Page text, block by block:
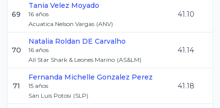
69
Tania Velez Moyado
16 años
Acuatica Nelson Vargas (ANV)
41.10
70
Natalia Roldan DE Carvalho
16 años
All Star Shark & Leones Marino (AS&LM)
41.14
71
Fernanda Michelle Gonzalez Perez
15 años
San Luis Potosi (SLP)
41.18